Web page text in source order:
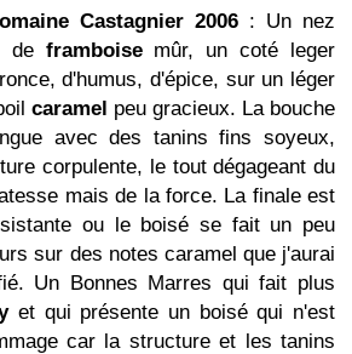
Castagnier 2006 : Un nez
de framboisemûr, un coté leger
d'humus, d'épice, sur un léger
caramel peu gracieux. La bouche
avec des tanins fins soyeux,
corpulente, le tout dégageant du
mais de la force. La finale est
ou le boisé se fait un peu
sur des notes caramel que j'aurai
Un Bonnes Marres qui fait plus
et qui présente un boisé qui n'est
car la structure et les tanins